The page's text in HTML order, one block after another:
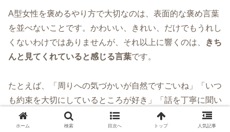
A型女性を褒めるやり方で大切なのは、表面的な褒め言葉
を並べないことです。かわいい、きれい、だけでもうれし
くないわけではありませんが、それ以上に響くのは、
きち
んと見てくれていると感じる言葉です。
たとえば、「周りへの気づかいが自然ですごいね」「いつ
も約束を大切にしているところが好き」「話を丁寧に聞い
てくれるから安心する」など、行動や人柄を褒めると心に
残りやすいです。
ホーム 検索 目次へ トップ 人気記事